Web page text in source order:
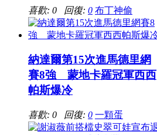
喜歡: 0 回復: 0 布丁神偷
納達爾第15次進馬德里網
賽8強 蒙地卡羅冠軍西西
帕斯爆冷
喜歡: 0 回復: 0 一顆蛋